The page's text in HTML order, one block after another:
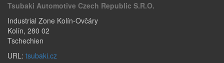
Tsubaki Automotive Czech Republic S.r.o.
Industrial Zone Kolín-Ovčáry
Kolín, 280 02
Tschechien
URL: tsubaki.cz